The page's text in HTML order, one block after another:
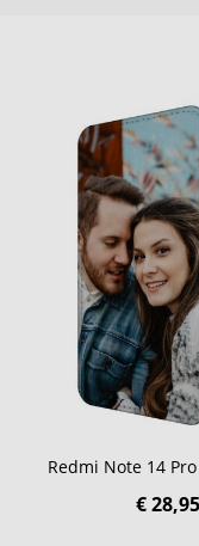
Redmi Note 14
€ 28,95